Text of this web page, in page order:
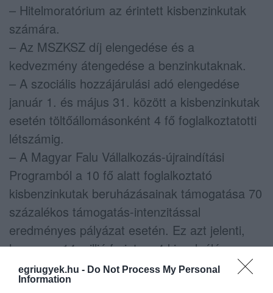
egriugyek.hu - Do Not Process My Personal
Information
– Hitelmoratórium az érintett kisbenzinkutak
számára.
– Az MSZKSZ díj elengedése és a
kedvezmény átengedése a benzinkutaknak.
– A szociális hozzájárulási adó elengedése
január 1. és május 31. között a kisbenzinkutak
esetén töltőállomásonként 4 fő foglalkoztatotti
létszámig.
– A Magyar Falu Vállalkozás-újraindítási
Programból a 10 fő alatt foglalkoztató
kisbenzinkutak beruházásainak támogatása 70
százalékos támogatás-intenzitással
eredményes pályázat esetén. Ez azt jelenti,
hogy egy 14 millió forintos, 4 kiszolgáló
pisztolyt működtető tankoló automata árából
10 millió forintot átvállal a kormány. Ezzel a